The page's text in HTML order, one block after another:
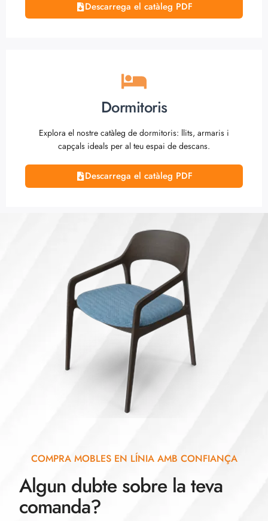
Descarrega el catàleg PDF
Dormitoris
Explora el nostre catàleg de dormitoris: llits, armaris i
capçals ideals per al teu espai de descans.
Descarrega el catàleg PDF
COMPRA MOBLES EN LÍNIA AMB CONFIANÇA
Algun dubte sobre la teva
comanda?